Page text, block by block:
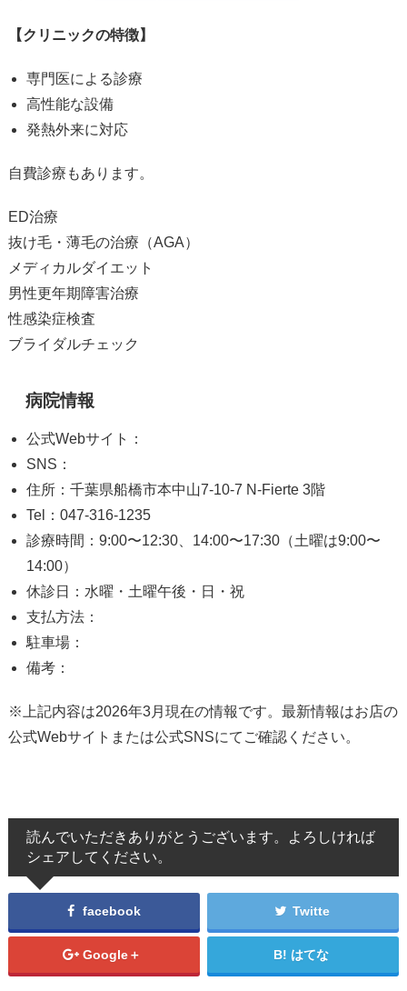
【クリニックの特徴】
専門医による診療
高性能な設備
発熱外来に対応
自費診療もあります。
ED治療
抜け毛・薄毛の治療（AGA）
メディカルダイエット
男性更年期障害治療
性感染症検査
ブライダルチェック
病院情報
公式Webサイト：
SNS：
住所：千葉県船橋市本中山7-10-7 N-Fierte 3階
Tel：047-316-1235
診療時間：9:00〜12:30、14:00〜17:30（土曜は9:00〜
14:00）
休診日：水曜・土曜午後・日・祝
支払方法：
駐車場：
備考：
※上記内容は2026年3月現在の情報です。最新情報はお店の
公式Webサイトまたは公式SNSにてご確認ください。
読んでいただきありがとうございます。よろしければ
シェアしてください。
facebook Twitte
Google＋ はてな